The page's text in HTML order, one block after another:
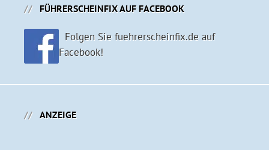
FÜHRERSCHEINFIX AUF FACEBOOK
Folgen Sie fuehrerscheinfix.de auf
Facebook!
ANZEIGE